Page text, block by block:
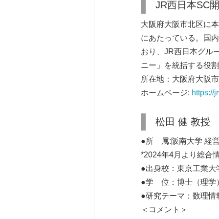
JR西日本SC
大阪府大阪市北区に
にあたっている。国
おり、JR西日本グル
ニー」を統括する役
所在地：大阪府大阪
ホームページ: https://
松田 健 教授
●所 属:阪南大学 経
*2024年4月より総合
●出身校：東京工業
●学 位：博士（理学
●研究テーマ：数理
＜コメント＞